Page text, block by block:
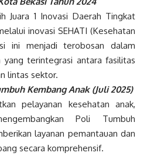
Juara 1 Inovasi Daerah Tingkat
inovasi SEHATI (Kesehatan
ini menjadi terobosan dalam
yang terintegrasi antara fasilitas
lintas sektor.
Kembang Anak (Juli 2025)
pelayanan kesehatan anak,
Poli Tumbuh
layanan pemantauan dan
secara komprehensif.